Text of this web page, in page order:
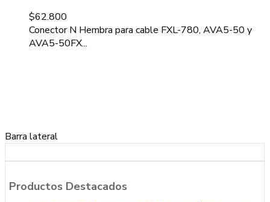
$62.800
Conector N Hembra para cable FXL-780, AVA5-50 y
AVA5-50FX...
Barra lateral
Productos Destacados